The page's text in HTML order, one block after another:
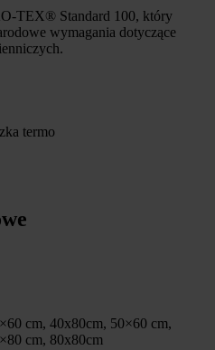
TEX® Standard 100, który
wymagania dotyczące
termo
cm, 40x80cm, 50×60 cm,
cm, 80x80cm